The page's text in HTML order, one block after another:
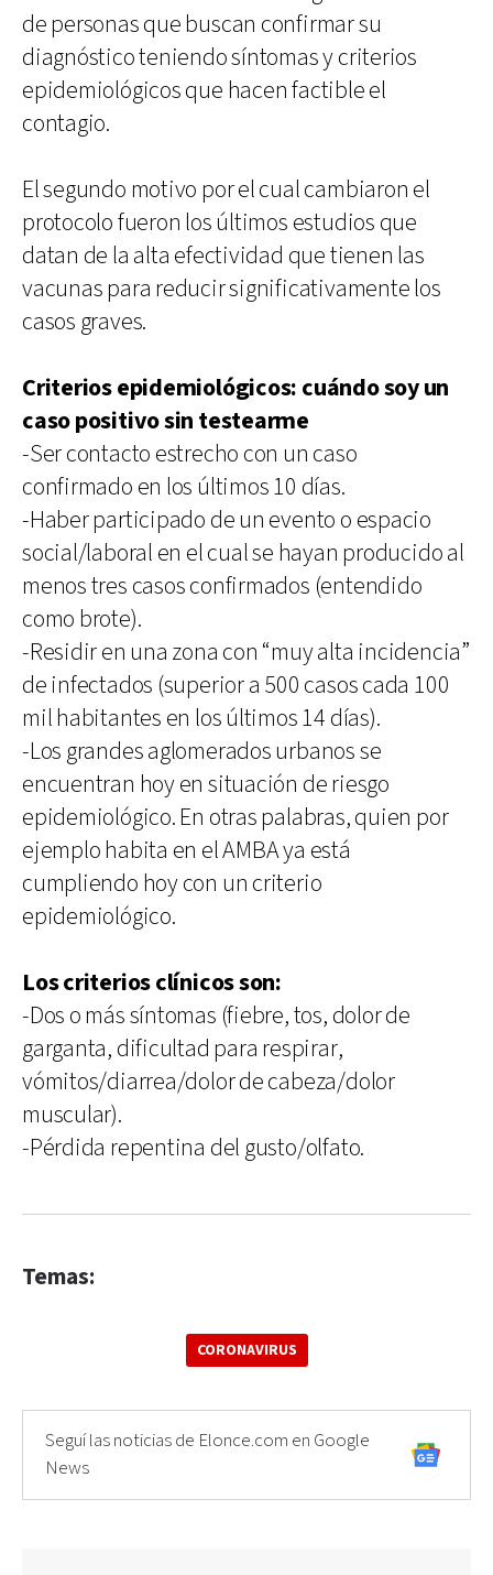
de personas que buscan confirmar su
diagnóstico teniendo síntomas y criterios
epidemiológicos que hacen factible el
contagio.
El segundo motivo por el cual cambiaron el
protocolo fueron los últimos estudios que
datan de la alta efectividad que tienen las
vacunas para reducir significativamente los
casos graves.
Criterios epidemiológicos: cuándo soy un
caso positivo sin testearme
-Ser contacto estrecho con un caso
confirmado en los últimos 10 días.
-Haber participado de un evento o espacio
social/laboral en el cual se hayan producido al
menos tres casos confirmados (entendido
como brote).
-Residir en una zona con “muy alta incidencia”
de infectados (superior a 500 casos cada 100
mil habitantes en los últimos 14 días).
-Los grandes aglomerados urbanos se
encuentran hoy en situación de riesgo
epidemiológico. En otras palabras, quien por
ejemplo habita en el AMBA ya está
cumpliendo hoy con un criterio
epidemiológico.
Los criterios clínicos son:
-Dos o más síntomas (fiebre, tos, dolor de
garganta, dificultad para respirar,
vómitos/diarrea/dolor de cabeza/dolor
muscular).
-Pérdida repentina del gusto/olfato.
Temas:
CORONAVIRUS
Seguí las noticias de Elonce.com en Google
News